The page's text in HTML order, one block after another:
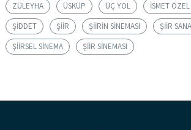
ZÜLEYHA
ÜSKÜP ÜÇ YOL İSMET ÖZEL
ŞIDDET
ŞIIR ŞIIRIN SINEMASI
ŞIIR
ŞIIRSEL SINEMA
ŞIIR SINEMASI